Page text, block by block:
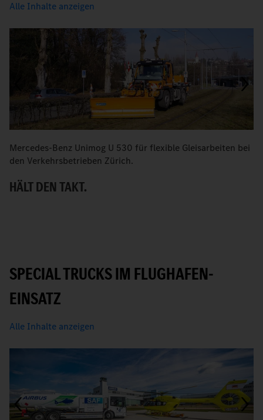
Alle Inhalte anzeigen
Mercedes-Benz Unimog U 530 für flexible Gleisarbeiten bei
den Verkehrsbetrieben Zürich.
HÄLT DEN TAKT.
SPECIAL TRUCKS IM FLUGHAFEN-
EINSATZ
Alle Inhalte anzeigen